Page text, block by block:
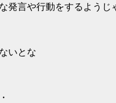
発言や行動をするようじ
いとな